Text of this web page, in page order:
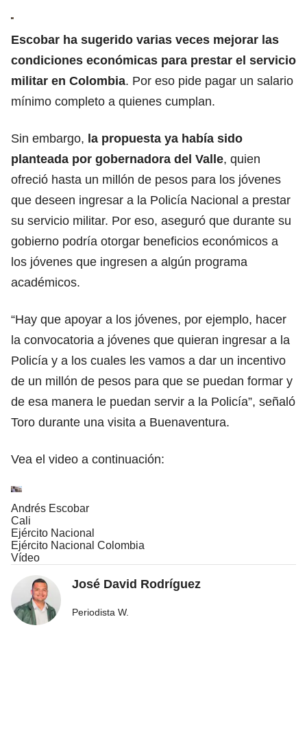
Escobar ha sugerido varias veces mejorar las
condiciones económicas para prestar el servicio
militar en Colombia. Por eso pide pagar un salario
mínimo completo a quienes cumplan.
Sin embargo, la propuesta ya había sido
planteada por gobernadora del Valle, quien
ofreció hasta un millón de pesos para los jóvenes
que deseen ingresar a la Policía Nacional a prestar
su servicio militar. Por eso, aseguró que durante su
gobierno podría otorgar beneficios económicos a
los jóvenes que ingresen a algún programa
académicos.
“Hay que apoyar a los jóvenes, por ejemplo, hacer
la convocatoria a jóvenes que quieran ingresar a la
Policía y a los cuales les vamos a dar un incentivo
de un millón de pesos para que se puedan formar y
de esa manera le puedan servir a la Policía”, señaló
Toro durante una visita a Buenaventura.
Vea el video a continuación:
Andrés Escobar
Cali
Ejército Nacional
Ejército Nacional Colombia
Vídeo
José David Rodríguez
Periodista W.